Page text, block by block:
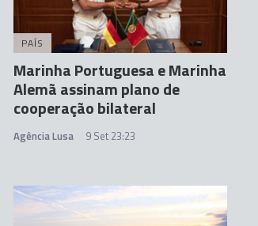
PAÍS
Marinha Portuguesa e Marinha
Alemã assinam plano de
cooperação bilateral
Agência Lusa 9 Set 23:23